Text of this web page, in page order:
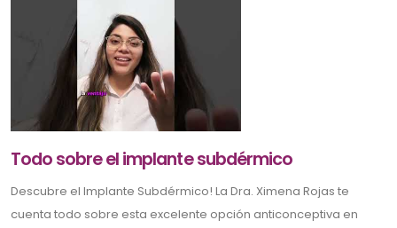
Todo sobre el implante subdérmico
Descubre el Implante Subdérmico! La Dra. Ximena Rojas te
cuenta todo sobre esta excelente opción anticonceptiva en